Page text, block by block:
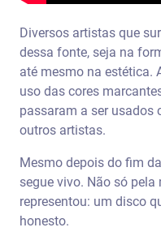
Diversos artistas que
dessa fonte, seja na
até mesmo na estética.
uso das cores
passaram a ser usados
outros artistas.
Mesmo depois do fim
segue vivo. Não só
representou: um disco
honesto.